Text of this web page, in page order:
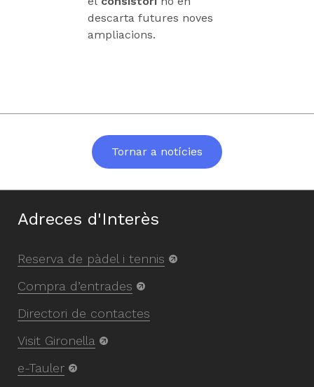
descarta futures noves
ampliacions.
Tornar a notícies
Adreces d'Interès
Reserva de pàdel i tennis
Compra d’entrades
Directori de contactes
Visit Gironella
e-Tauler